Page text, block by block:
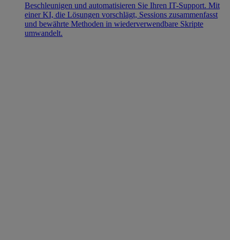
Beschleunigen und automatisieren Sie Ihren IT-Support. Mit
einer KI, die Lösungen vorschlägt, Sessions zusammenfasst
und bewährte Methoden in wiederverwendbare Skripte
umwandelt.